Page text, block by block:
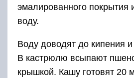
эмалированного покрытия
воду.
Воду доводят до кипения
В кастрюлю всыпают
крышкой. Кашу готовят 20